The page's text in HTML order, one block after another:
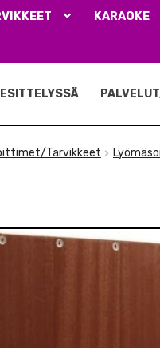
KARAOKE
ESITTELYSSÄ
Tarvikkeet